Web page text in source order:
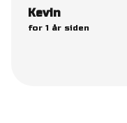
Kevin
for 1 år siden